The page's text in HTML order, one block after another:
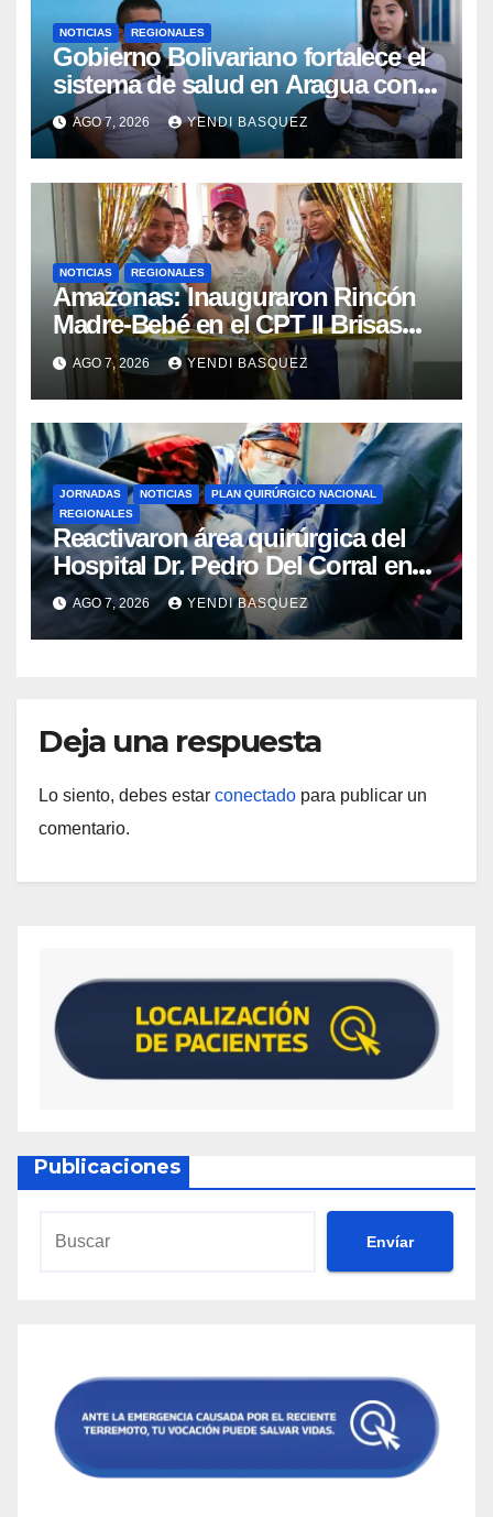
NOTICIAS REGIONALES
Gobierno Bolivariano fortalece el
sistema de salud en Aragua con
la reinauguración del CDI La Mora
AGO 7, 2026 YENDI BASQUEZ
NOTICIAS REGIONALES
​Amazonas: Inauguraron Rincón
Madre-Bebé en el CPT II Brisas
del Aeropuerto ​Inauguraron
Rincón
AGO 7, 2026 YENDI BASQUEZ
JORNADAS NOTICIAS
PLAN QUIRÚRGICO NACIONAL
REGIONALES
Reactivaron área quirúrgica del
Hospital Dr. Pedro Del Corral en
Guárico
AGO 7, 2026 YENDI BASQUEZ
Deja una respuesta
Lo siento, debes estar conectado para publicar un
comentario.
Publicaciones
Envíar